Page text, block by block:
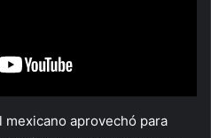
aprovechó para